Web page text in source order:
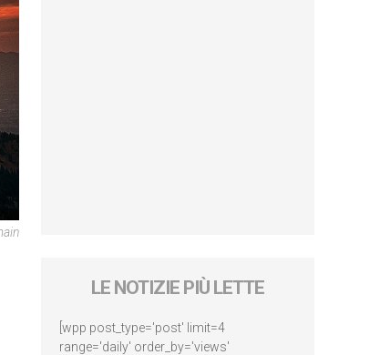
LE NOTIZIE PIÙ LETTE
[wpp post_type='post' limit=4
range='daily' order_by='views'